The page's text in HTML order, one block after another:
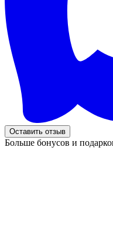
Оставить отзыв
Больше бонусов и